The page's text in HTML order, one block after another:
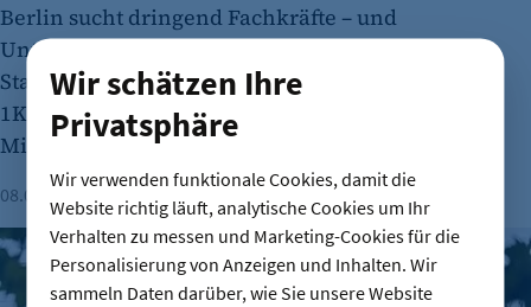
Wir schätzen Ihre
Privatsphäre
Wir verwenden funktionale Cookies, damit die
Website richtig läuft, analytische Cookies um Ihr
Verhalten zu messen und Marketing-Cookies für die
Personalisierung von Anzeigen und Inhalten. Wir
sammeln Daten darüber, wie Sie unsere Website
Berlin sucht dringend Fachkräfte – und
Unternehmen öffnen ihren Blick über die
Stadtgrenzen hinaus. Das Energie-Start-up
1Komma5° erzählt, wie internationale
Mitarbeitergewinnung bei ihnen gelingt.
08.07.2026 Lesezeit: 3 MinutenKatrin Lohse
Erstes Azubi-Wohnheim in Berlin - bezahlbarer